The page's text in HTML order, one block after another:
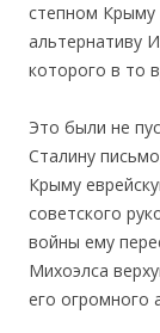
степном Крыму
альтернативу
которого в то
Это были не
Сталину
Крыму
советского
войны ему
Михоэлса
его огромного